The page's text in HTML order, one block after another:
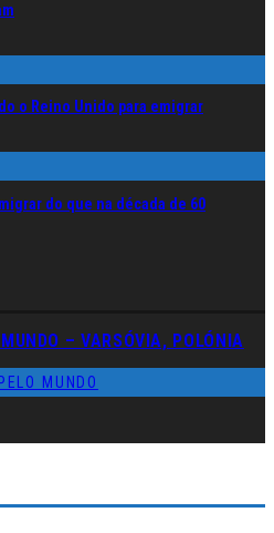
o Reino Unido para emigrar
do que na década de 60
– VARSÓVIA, POLÓNIA
MUNDO